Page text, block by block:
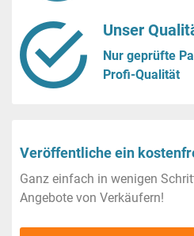
Unser
Nur geprüfte
Profi-Qualität
Veröffentliche ein
Ganz einfach in wenigen
Angebote von Verkäufern!